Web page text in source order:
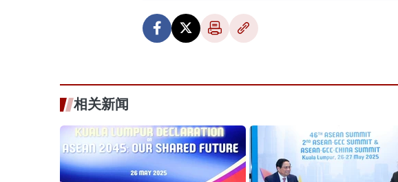
相关新闻